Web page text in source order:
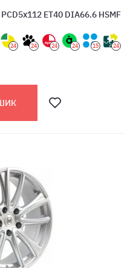
ET40 DIA66.6 HSMF
24 24 24 24 15 24